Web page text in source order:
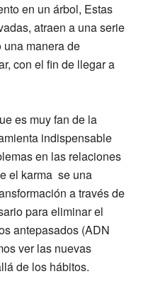
en un árbol, Estas
atraen a una serie
manera de
con el fin de llegar a
es muy fan de la
indispensable
en las relaciones
el karma se una
a través de
para eliminar el
antepasados (ADN
ver las nuevas
de los hábitos.